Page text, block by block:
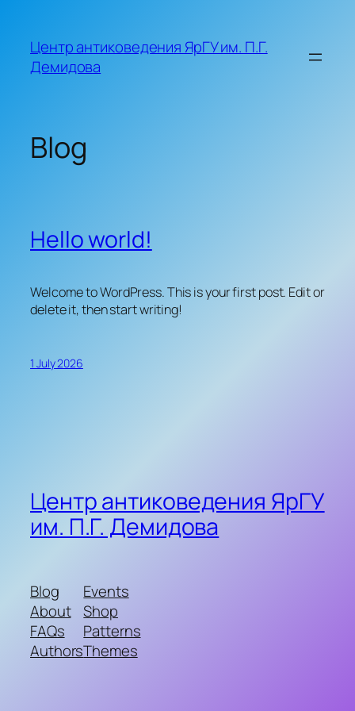
content
Центр антиковедения ЯрГУ им. П.Г.
Демидова
Blog
Hello world!
Welcome to WordPress. This is your first post. Edit or
delete it, then start writing!
1 July 2026
Центр антиковедения ЯрГУ
им. П.Г. Демидова
Blog
About
FAQs
Authors
Events
Shop
Patterns
Themes